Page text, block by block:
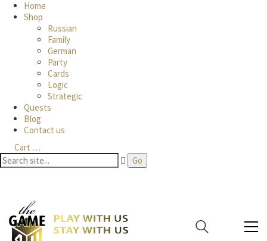
Home
Shop
Russian
Family
German
Party
Cards
Logic
Strategic
Quests
Blog
Contact us
Cart …